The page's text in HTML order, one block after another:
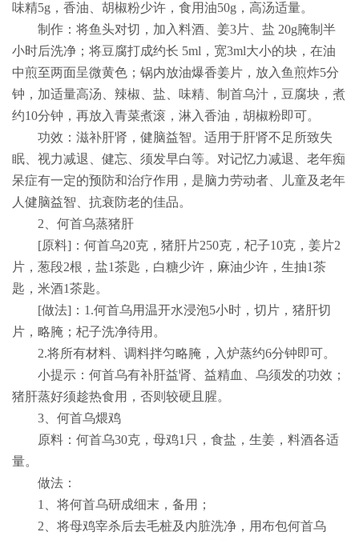
味精5g ，香油、胡椒粉少许，食用油50g ，高汤适量。
制作：将鱼头对切，加入料酒、姜3片、盐 20g腌制半
小时后洗净；将豆腐打成约长 5ml ，宽3ml大小的块，在油
中煎至两面呈微黄色；锅内放油爆香姜片，放入鱼煎炸5分
钟，加适量高汤、辣椒、盐、味精、制首乌汁，豆腐块，煮
约10分钟，再放入青菜煮滚，淋入香油，胡椒粉即可。
功效：滋补肝肾，健脑益智。适用于肝肾不足所致失
眠、视力减退、健忘、须发早白等。对记忆力减退、老年痴
呆症有一定的预防和治疗作用，是脑力劳动者、儿童及老年
人健脑益智、抗衰防老的佳品。
2 、何首乌蒸猪肝
[原料] ：何首乌20克，猪肝片250克，杞子10克，姜片2
片，葱段2根，盐1茶匙，白糖少许，麻油少许，生抽1茶
匙，米酒1茶匙。
[做法] ： 1.何首乌用温开水浸泡5小时，切片，猪肝切
片，略腌；杞子洗净待用。
2.将所有材料、调料拌匀略腌，入炉蒸约6分钟即可。
小提示：何首乌有补肝益肾、益精血、乌须发的功效；
猪肝蒸好须趁热食用，否则较硬且腥。
3 、何首乌煨鸡
原料：何首乌30克，母鸡1 只，食盐，生姜，料酒各适
量。
做法：
1
、将何首乌研成细末，备用；
2 、将母鸡宰杀后去毛桩及内脏洗净，用布包何首乌